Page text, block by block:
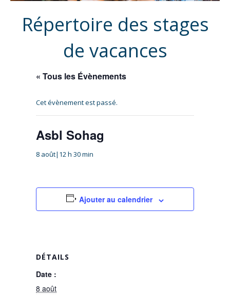
Répertoire des stages
de vacances
« Tous les Évènements
Cet évènement est passé.
Asbl Sohag
8 août|12 h 30 min
Ajouter au calendrier
DÉTAILS
Date :
8 août